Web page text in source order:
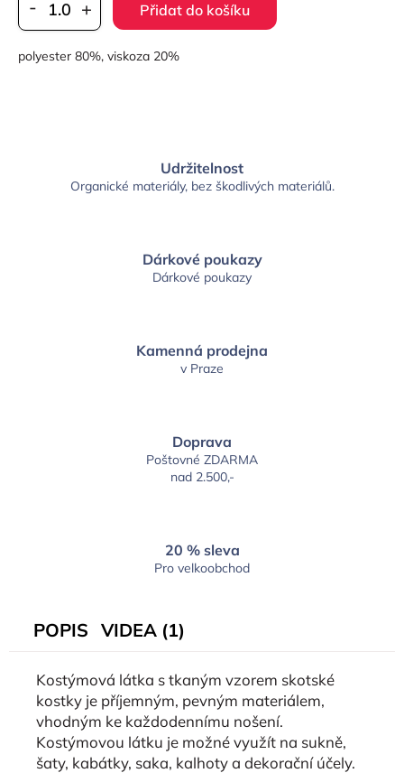
Přidat do košíku
polyester 80%, viskoza 20%
Udržitelnost
Organické materiály, bez škodlivých materiálů.
Dárkové poukazy
Dárkové poukazy
Kamenná prodejna
v Praze
Doprava
Poštovné ZDARMA
nad 2.500,-
20 % sleva
Pro velkoobchod
POPIS VIDEA (1)
Kostýmová látka s tkaným vzorem skotské
kostky je příjemným, pevným materiálem,
vhodným ke každodennímu nošení.
Kostýmovou látku je možné využít na sukně,
šaty, kabátky, saka, kalhoty a dekorační účely.